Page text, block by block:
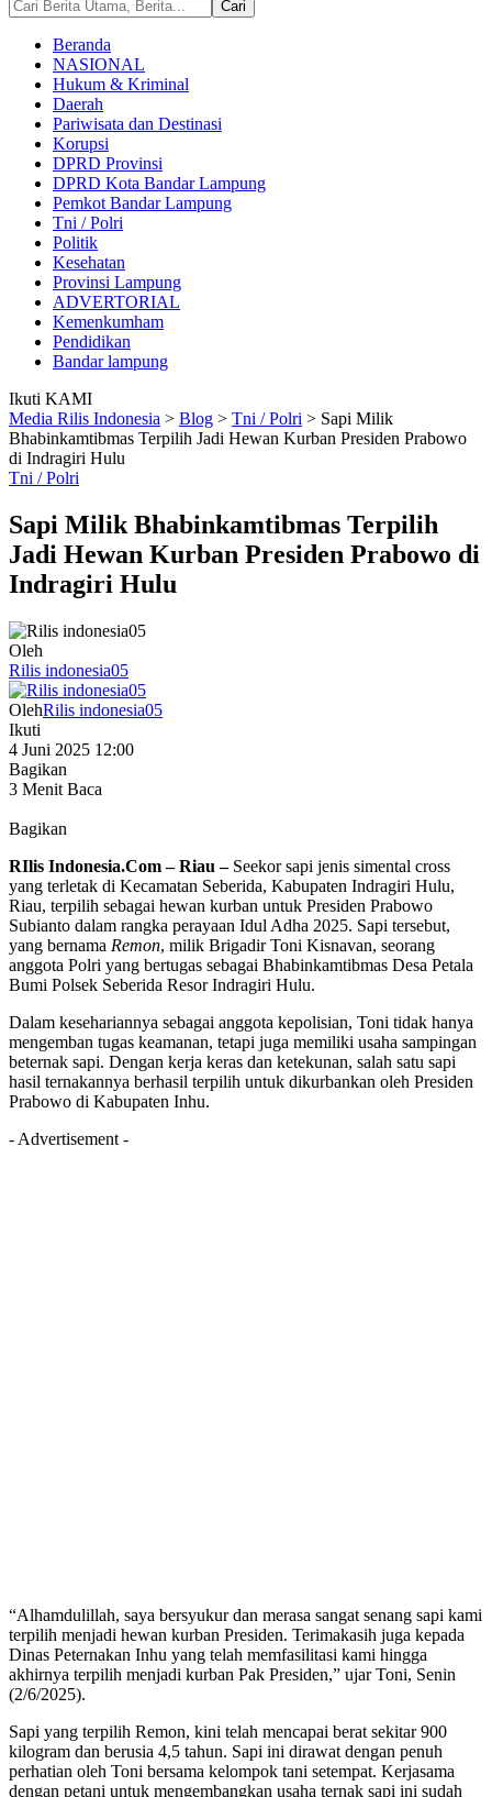
Beranda
NASIONAL
Hukum & Kriminal
Daerah
Pariwisata dan Destinasi
Korupsi
DPRD Provinsi
DPRD Kota Bandar Lampung
Pemkot Bandar Lampung
Tni / Polri
Politik
Kesehatan
Provinsi Lampung
ADVERTORIAL
Kemenkumham
Pendidikan
Bandar lampung
Ikuti KAMI
Media Rilis Indonesia > Blog > Tni / Polri > Sapi Milik
Bhabinkamtibmas Terpilih Jadi Hewan Kurban Presiden Prabowo
di Indragiri Hulu
Tni / Polri
Sapi Milik Bhabinkamtibmas Terpilih
Jadi Hewan Kurban Presiden Prabowo di
Indragiri Hulu
Oleh
Rilis indonesia05
OlehRilis indonesia05
Ikuti
4 Juni 2025 12:00
Bagikan
3 Menit Baca
Bagikan
RIlis Indonesia.Com – Riau – Seekor sapi jenis simental cross
yang terletak di Kecamatan Seberida, Kabupaten Indragiri Hulu,
Riau, terpilih sebagai hewan kurban untuk Presiden Prabowo
Subianto dalam rangka perayaan Idul Adha 2025. Sapi tersebut,
yang bernama Remon, milik Brigadir Toni Kisnavan, seorang
anggota Polri yang bertugas sebagai Bhabinkamtibmas Desa Petala
Bumi Polsek Seberida Resor Indragiri Hulu.
Dalam kesehariannya sebagai anggota kepolisian, Toni tidak hanya
mengemban tugas keamanan, tetapi juga memiliki usaha sampingan
beternak sapi. Dengan kerja keras dan ketekunan, salah satu sapi
hasil ternakannya berhasil terpilih untuk dikurbankan oleh Presiden
Prabowo di Kabupaten Inhu.
- Advertisement -
“Alhamdulillah, saya bersyukur dan merasa sangat senang sapi kami
terpilih menjadi hewan kurban Presiden. Terimakasih juga kepada
Dinas Peternakan Inhu yang telah memfasilitasi kami hingga
akhirnya terpilih menjadi kurban Pak Presiden,” ujar Toni, Senin
(2/6/2025).
Sapi yang terpilih Remon, kini telah mencapai berat sekitar 900
kilogram dan berusia 4,5 tahun. Sapi ini dirawat dengan penuh
perhatian oleh Toni bersama kelompok tani setempat. Kerjasama
dengan petani untuk mengembangkan usaha ternak sapi ini sudah